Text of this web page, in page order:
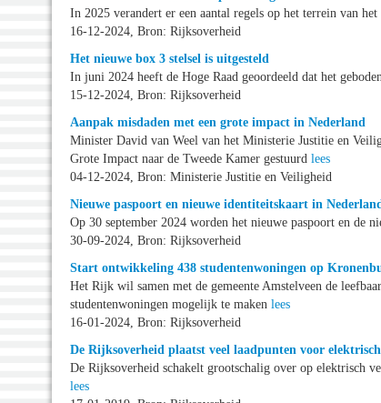
In 2025 verandert er een aantal regels op het terrein van
16-12-2024, Bron: Rijksoverheid
Het nieuwe box 3 stelsel is uitgesteld
In juni 2024 heeft de Hoge Raad geoordeeld dat het
15-12-2024, Bron: Rijksoverheid
Aanpak misdaden met een grote impact in Nederland
Minister David van Weel van het Ministerie Justitie en
Grote Impact naar de Tweede Kamer gestuurd lees
04-12-2024, Bron: Ministerie Justitie en Veiligheid
Nieuwe paspoort en nieuwe identiteitskaart in
Op 30 september 2024 worden het nieuwe paspoort en de
30-09-2024, Bron: Rijksoverheid
Start ontwikkeling 438 studentenwoningen op
Het Rijk wil samen met de gemeente Amstelveen de
studentenwoningen mogelijk te maken lees
16-01-2024, Bron: Rijksoverheid
De Rijksoverheid plaatst veel laadpunten voor
De Rijksoverheid schakelt grootschalig over op elektrisch
lees